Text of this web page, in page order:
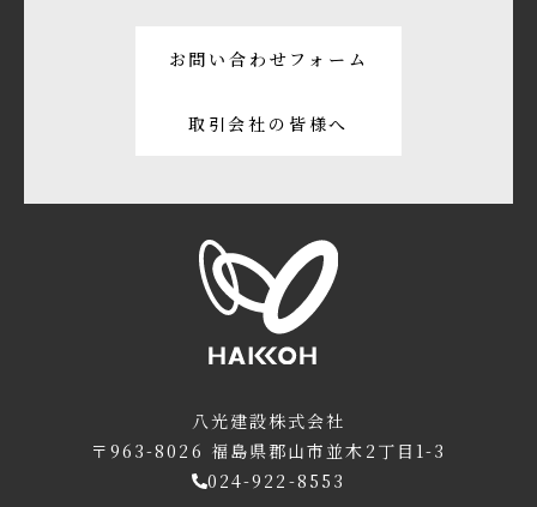
お問い合わせフォーム
取引会社の皆様へ
八光建設株式会社
〒963-8026 福島県郡山市並木2丁目1-3
024-922-8553